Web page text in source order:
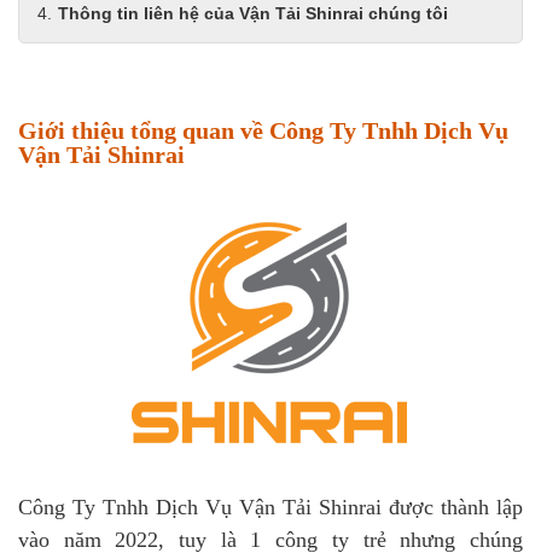
Thông tin liên hệ của Vận Tải Shinrai chúng tôi
Giới thiệu tổng quan về Công Ty Tnhh Dịch Vụ
Vận Tải Shinrai
Công Ty Tnhh Dịch Vụ Vận Tải Shinrai được thành lập
vào năm 2022, tuy là 1 công ty trẻ nhưng chúng